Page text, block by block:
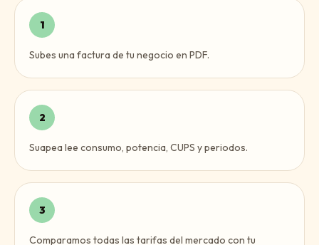
1
Subes una factura de tu negocio en PDF.
2
Suapea lee consumo, potencia, CUPS y periodos.
3
Comparamos todas las tarifas del mercado con tu